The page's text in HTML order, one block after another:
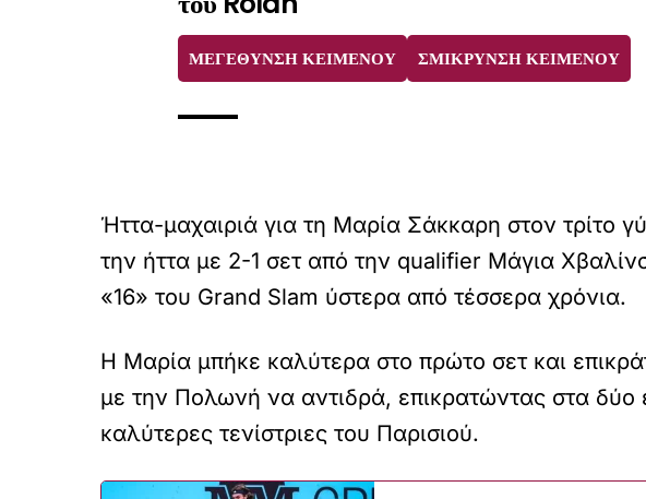
ΜΕΓΕΘΥΝΣΗ ΚΕΙΜΕΝΟΥ ΣΜΙΚΡΥΝΣΗ ΚΕΙΜΕΝΟΥ
Ήττα-μαχαιριά για τη Μαρία Σάκκαρη στον τρίτο
την ήττα με 2-1 σετ από την qualifier Μάγια
«16» του Grand Slam ύστερα από τέσσερα χρόνια.
Η Μαρία μπήκε καλύτερα στο πρώτο σετ και
με την Πολωνή να αντιδρά, επικρατώντας στα δύο
καλύτερες τενίστριες του Παρισιού.